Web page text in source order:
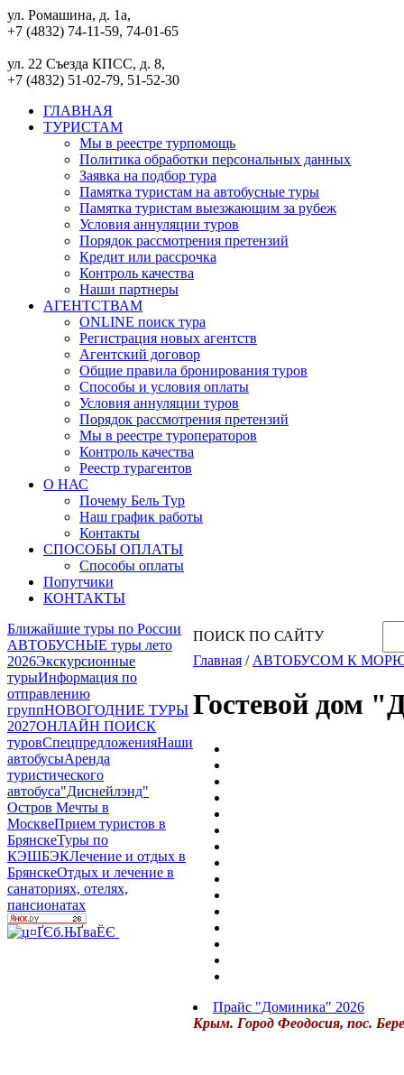
ул. Ромашина, д. 1а,
+7 (4832) 74-11-59, 74-01-65
ул. 22 Съезда КПСС, д. 8,
+7 (4832) 51-02-79, 51-52-30
ГЛАВНАЯ
ТУРИСТАМ
Мы в реестре турпомощь
Политика обработки персональных данных
Заявка на подбор тура
Памятка туристам на автобусные туры
Памятка туристам выезжающим за рубеж
Условия аннуляции туров
Порядок рассмотрения претензий
Кредит или рассрочка
Контроль качества
Наши партнеры
АГЕНТСТВАМ
ONLINE поиск тура
Регистрация новых агентств
Агентский договор
Общие правила бронирования туров
Способы и условия оплаты
Условия аннуляции туров
Порядок рассмотрения претензий
Мы в реестре туроператоров
Контроль качества
Реестр турагентов
О НАС
Почему Бель Тур
Наш график работы
Контакты
СПОСОБЫ ОПЛАТЫ
Способы оплаты
Попутчики
КОНТАКТЫ
Ближайшие туры по России
АВТОБУСНЫЕ туры лето
2026Экскурсионные
турыИнформация по
отправлению
группНОВОГОДНИЕ ТУРЫ
2027ОНЛАЙН ПОИСК
туровСпецпредложенияНаши
автобусыАренда
туристического
автобуса"Диснейлэнд"
Остров Мечты в
МосквеПрием туристов в
БрянскеТуры по
КЭШБЭКЛечение и отдых в
БрянскеОтдых и лечение в
санаториях, отелях,
пансионатах
ПОИСК ПО САЙТУ
Главная / АВТОБУСОМ К
Гостевой
Прайс "Доминика" 2026
Крым. Город Феодосия, пос.